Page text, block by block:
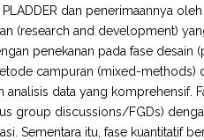
dan penerimaannya
(research and development)
penekanan pada fase desain
campuran (mixed-methods)
data yang komprehensif.
group discussions/FGDs)
Sementara itu, fase kuantitatif